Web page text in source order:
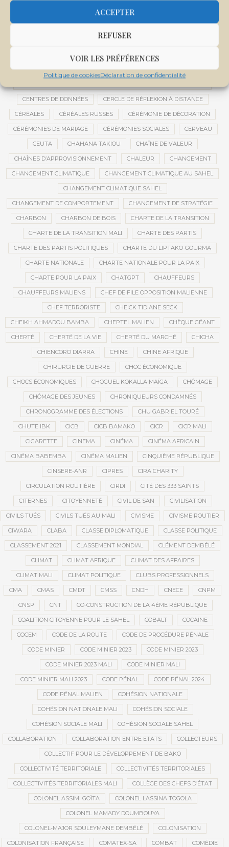
ACCEPTER
REFUSER
VOIR LES PRÉFÉRENCES
Politique de cookiesDéclaration de confidentialité
CENTRALE SOLAIRE DE SANANKOROBA
CENTRE D'INTELLIGENCE ARTIFICIELLE
CENTRE DE SANTÉ COMMUNAUTAIRE
CENTRE INTERNATIONAL DE CONFÉRENCES DE BAMAKO
CENTRE MALI
CENTRES DE DONNÉES CERCLE DE RÉFLEXION À DISTANCE
CÉRÉALES CÉRÉALES RUSSES CÉRÉMONIE DE DÉCORATION
CÉRÉMONIES DE MARIAGE CÉRÉMONIES SOCIALES CERVEAU
CEUTA CHAHANA TAKIOU CHAÎNE DE VALEUR
CHAÎNES D’APPROVISIONNEMENT CHALEUR CHANGEMENT
CHANGEMENT CLIMATIQUE CHANGEMENT CLIMATIQUE AU SAHEL
CHANGEMENT CLIMATIQUE SAHEL
CHANGEMENT DE COMPORTEMENT CHANGEMENT DE STRATÉGIE
CHARBON CHARBON DE BOIS CHARTE DE LA TRANSITION
CHARTE DE LA TRANSITION MALI CHARTE DES PARTIS
CHARTE DES PARTIS POLITIQUES CHARTE DU LIPTAKO-GOURMA
CHARTE NATIONALE CHARTE NATIONALE POUR LA PAIX
CHARTE POUR LA PAIX CHATGPT CHAUFFEURS
CHAUFFEURS MALIENS CHEF DE FILE OPPOSITION MALIENNE
CHEF TERRORISTE CHEICK TIDIANE SECK
CHEIKH AHMADOU BAMBA CHEPTEL MALIEN CHÈQUE GÉANT
CHERTÉ CHERTÉ DE LA VIE CHERTÉ DU MARCHÉ CHICHA
CHIENCORO DIARRA CHINE CHINE AFRIQUE
CHIRURGIE DE GUERRE CHOC ÉCONOMIQUE
CHOCS ÉCONOMIQUES CHOGUEL KOKALLA MAÏGA CHÔMAGE
CHÔMAGE DES JEUNES CHRONIQUEURS CONDAMNÉS
CHRONOGRAMME DES ÉLECTIONS CHU GABRIEL TOURÉ
CHUTE IBK CICB CICB BAMAKO CICR CICR MALI
CIGARETTE CINEMA CINÉMA CINÉMA AFRICAIN
CINÉMA BABEMBA CINÉMA MALIEN CINQUIÈME RÉPUBLIQUE
CINSERE-ANR CIPRES CIRA CHARITY
CIRCULATION ROUTIÈRE CIRDI CITÉ DES 333 SAINTS
CITERNES CITOYENNETÉ CIVIL DE SAN CIVILISATION
CIVILS TUÉS CIVILS TUÉS AU MALI CIVISME CIVISME ROUTIER
CIWARA CLABA CLASSE DIPLOMATIQUE CLASSE POLITIQUE
CLASSEMENT 2021 CLASSEMENT MONDIAL CLÉMENT DEMBÉLÉ
CLIMAT CLIMAT AFRIQUE CLIMAT DES AFFAIRES
CLIMAT MALI CLIMAT POLITIQUE CLUBS PROFESSIONNELS
CMA CMAS CMDT CMSS CNDH CNECE CNPM
CNSP CNT CO-CONSTRUCTION DE LA 4ÈME RÉPUBLIQUE
COALITION CITOYENNE POUR LE SAHEL COBALT COCAÏNE
COCEM CODE DE LA ROUTE CODE DE PROCÉDURE PÉNALE
CODE MINIER CODE MINIER 2023 CODE MINIER 2023
CODE MINIER 2023 MALI CODE MINIER MALI
CODE MINIER MALI 2023 CODE PÉNAL CODE PÉNAL 2024
CODE PÉNAL MALIEN COHÉSION NATIONALE
COHÉSION NATIONALE MALI COHÉSION SOCIALE
COHÉSION SOCIALE MALI COHÉSION SOCIALE SAHEL
COLLABORATION COLLABORATION ENTRE ETATS COLLECTEURS
COLLECTIF POUR LE DÉVELOPPEMENT DE BAKO
COLLECTIVITÉ TERRITORIALE COLLECTIVITÉS TERRITORIALES
COLLECTIVITÉS TERRITORIALES MALI COLLÈGE DES CHEFS D’ÉTAT
COLONEL ASSIMI GOÏTA COLONEL LASSINA TOGOLA
COLONEL MAMADY DOUMBOUYA
COLONEL-MAJOR SOULEYMANE DEMBÉLÉ COLONISATION
COLONISATION FRANÇAISE COMATEX-SA COMBAT COMÉDIE